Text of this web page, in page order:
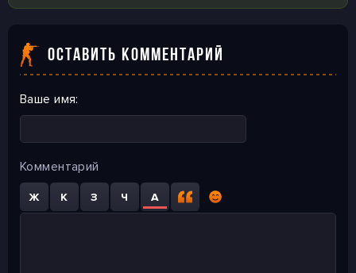
ОСТАВИТЬ КОММЕНТАРИЙ
Ваше имя:
Комментарий
Ж К З Ч A